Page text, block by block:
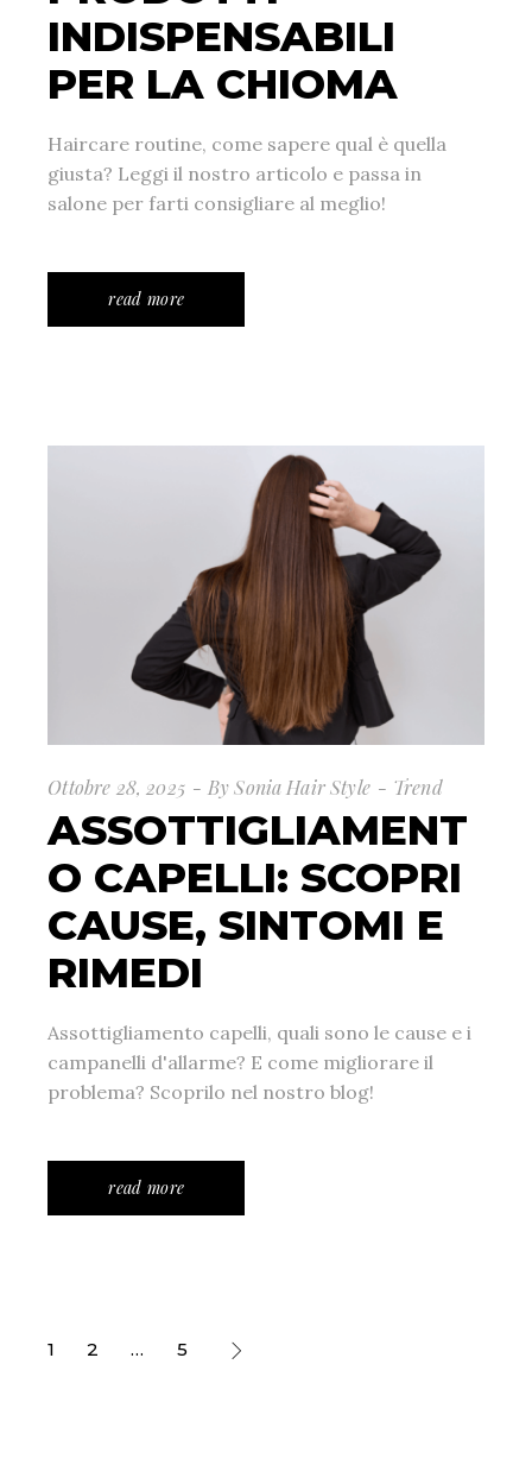
INDISPENSABILI
PER LA CHIOMA
Haircare routine, come sapere qual è quella
giusta? Leggi il nostro articolo e passa in
salone per farti consigliare al meglio!
read more
Ottobre 28, 2025 By Sonia Hair Style Trend
ASSOTTIGLIAMENT
O CAPELLI: SCOPRI
CAUSE, SINTOMI E
RIMEDI
Assottigliamento capelli, quali sono le cause e i
campanelli d'allarme? E come migliorare il
problema? Scoprilo nel nostro blog!
read more
1 2 … 5